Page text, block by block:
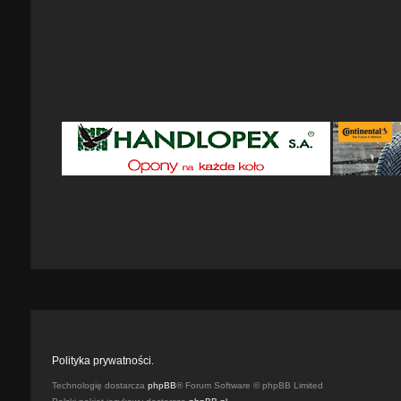
Polityka prywatności.
Technologię dostarcza phpBB® Forum Software © phpBB Limited